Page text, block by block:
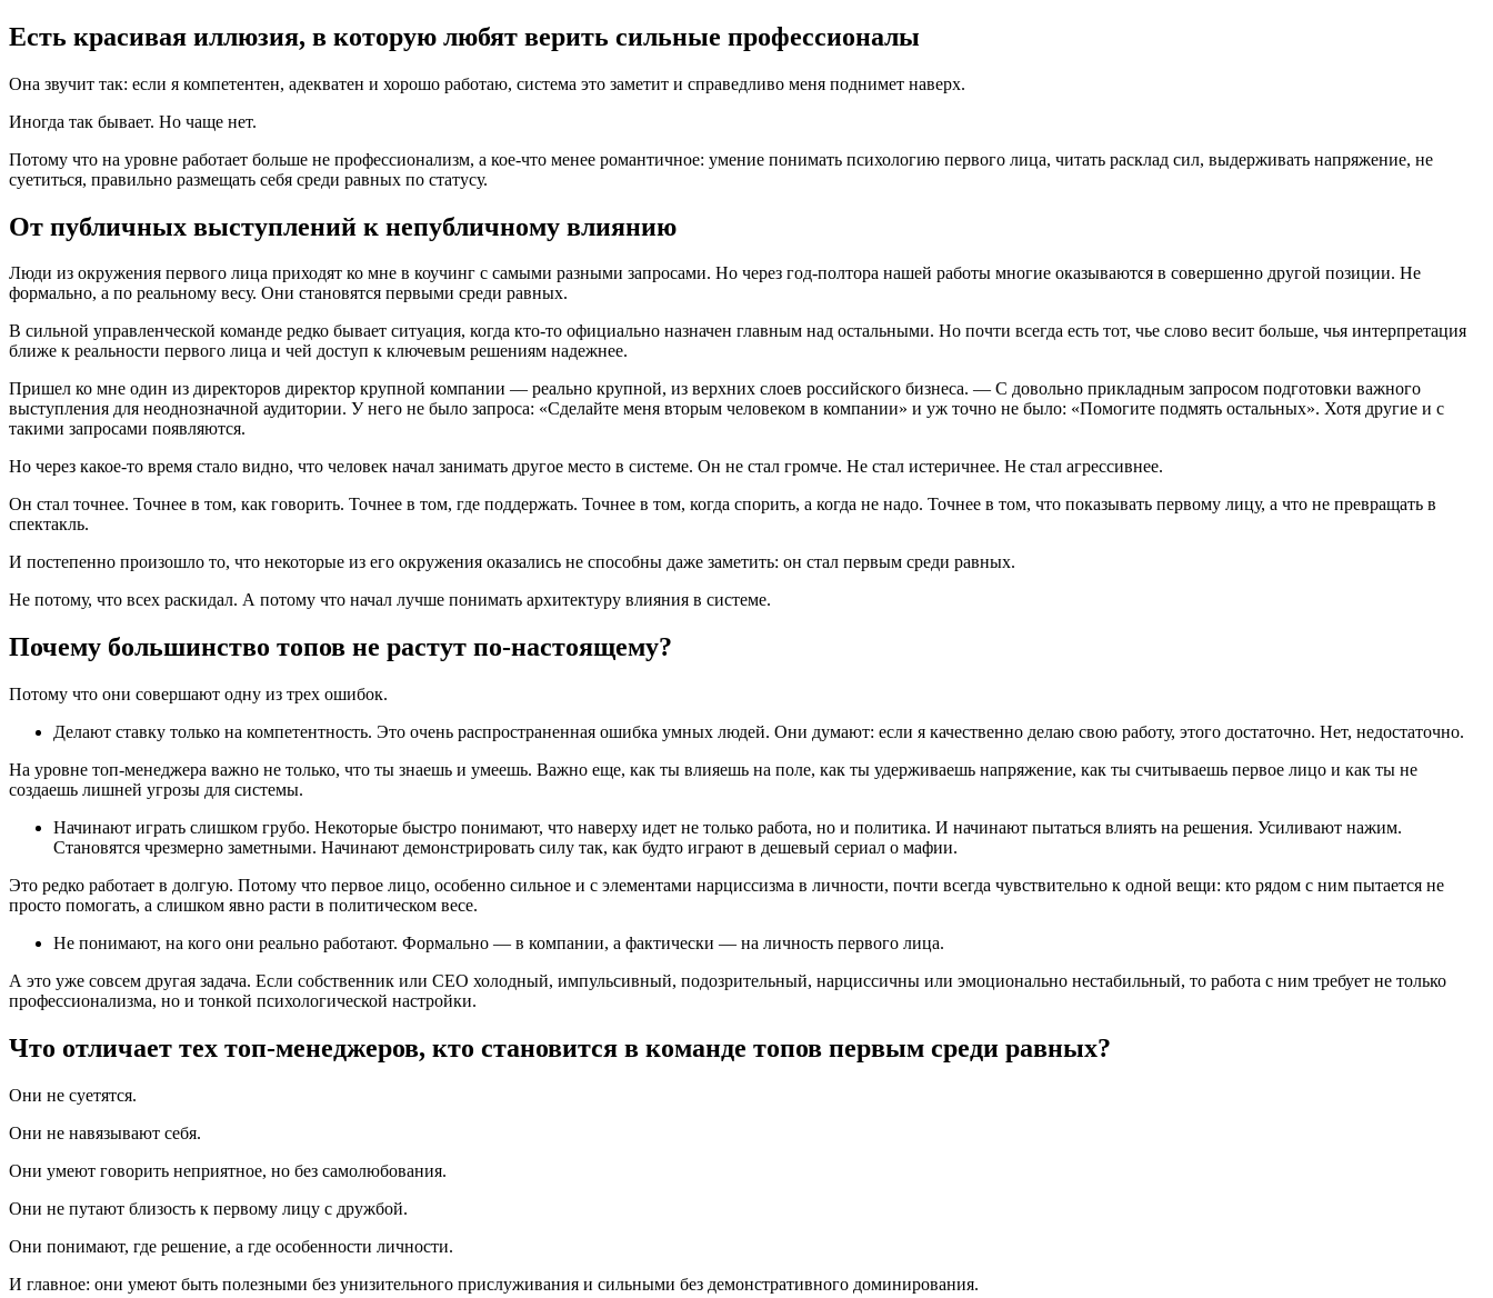
Есть красивая иллюзия, в которую любят верить сильные профессионалы
Она звучит так: если я компетентен, адекватен и хорошо работаю, система это заметит и справедливо меня поднимет наверх.
Иногда так бывает. Но чаще нет.
Потому что на уровне работает больше не профессионализм, а кое-что менее романтичное: умение понимать психологию первого лица, читать расклад сил, выдерживать напряжение, не
суетиться, правильно размещать себя среди равных по статусу.
От публичных выступлений к непубличному влиянию
Люди из окружения первого лица приходят ко мне в коучинг с самыми разными запросами. Но через год-полтора нашей работы многие оказываются в совершенно другой позиции. Не
формально, а по реальному весу. Они становятся первыми среди равных.
В сильной управленческой команде редко бывает ситуация, когда кто-то официально назначен главным над остальными. Но почти всегда есть тот, чье слово весит больше, чья интерпретация
ближе к реальности первого лица и чей доступ к ключевым решениям надежнее.
Пришел ко мне один из директоров директор крупной компании — реально крупной, из верхних слоев российского бизнеса. — С довольно прикладным запросом подготовки важного
выступления для неоднозначной аудитории. У него не было запроса: «Сделайте меня вторым человеком в компании» и уж точно не было: «Помогите подмять остальных». Хотя другие и с
такими запросами появляются.
Но через какое-то время стало видно, что человек начал занимать другое место в системе. Он не стал громче. Не стал истеричнее. Не стал агрессивнее.
Он стал точнее. Точнее в том, как говорить. Точнее в том, где поддержать. Точнее в том, когда спорить, а когда не надо. Точнее в том, что показывать первому лицу, а что не превращать в
спектакль.
И постепенно произошло то, что некоторые из его окружения оказались не способны даже заметить: он стал первым среди равных.
Не потому, что всех раскидал. А потому что начал лучше понимать архитектуру влияния в системе.
Почему большинство топов не растут по-настоящему?
Потому что они совершают одну из трех ошибок.
Делают ставку только на компетентность. Это очень распространенная ошибка умных людей. Они думают: если я качественно делаю свою работу, этого достаточно. Нет, недостаточно.
На уровне топ-менеджера важно не только, что ты знаешь и умеешь. Важно еще, как ты влияешь на поле, как ты удерживаешь напряжение, как ты считываешь первое лицо и как ты не
создаешь лишней угрозы для системы.
Начинают играть слишком грубо. Некоторые быстро понимают, что наверху идет не только работа, но и политика. И начинают пытаться влиять на решения. Усиливают нажим.
Становятся чрезмерно заметными. Начинают демонстрировать силу так, как будто играют в дешевый сериал о мафии.
Это редко работает в долгую. Потому что первое лицо, особенно сильное и с элементами нарциссизма в личности, почти всегда чувствительно к одной вещи: кто рядом с ним пытается не
просто помогать, а слишком явно расти в политическом весе.
Не понимают, на кого они реально работают. Формально — в компании, а фактически — на личность первого лица.
А это уже совсем другая задача. Если собственник или CEO холодный, импульсивный, подозрительный, нарциссичны или эмоционально нестабильный, то работа с ним требует не только
профессионализма, но и тонкой психологической настройки.
Что отличает тех топ-менеджеров, кто становится в команде топов первым среди равных?
Они не суетятся.
Они не навязывают себя.
Они умеют говорить неприятное, но без самолюбования.
Они не путают близость к первому лицу с дружбой.
Они понимают, где решение, а где особенности личности.
И главное: они умеют быть полезными без унизительного прислуживания и сильными без демонстративного доминирования.